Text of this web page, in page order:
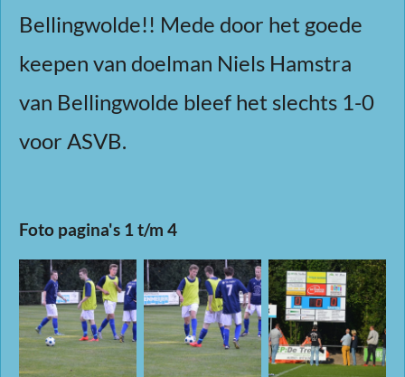
Bellingwolde!! Mede door het goede
keepen van doelman Niels Hamstra
van Bellingwolde bleef het slechts 1-0
voor ASVB.
Foto pagina's 1 t/m 4